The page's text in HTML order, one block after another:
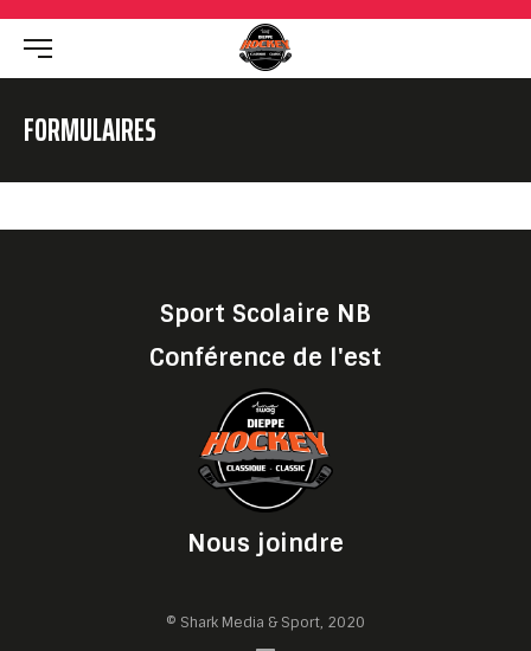
FORMULAIRES
Sport Scolaire NB
Conférence de l'est
Nous joindre
© Shark Media & Sport, 2020